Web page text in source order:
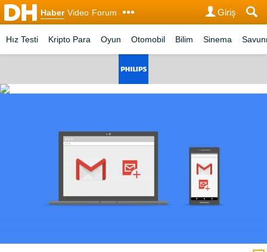
Haber Video Forum Giriş
Hız Testi Kripto Para Oyun Otomobil Bilim Sinema